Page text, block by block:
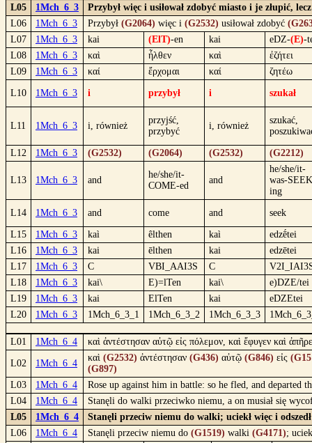
L05
1Mch_6_3
Przybył więc i usiłował zdobyć miasto i je złupić,
L06
1Mch_6_3 Przybył (G2064) więc i (G2532) usiłował zdobyć
L07
1Mch_6_3 kai (ElT)-en kai eDZ-(E)-
L08
1Mch_6_3 καὶ ἦλθεν καὶ
ἐζήτει
L09
1Mch_6_3 καί ἔρχομαι καί ζητέω
L10 1Mch_6_3 i przybył i szukał
L11 1Mch_6_3 i, również
przyjść,
przybyć
i, również
szukać,
L12 1Mch_6_3 (G2532) (G2064) (G2532) (G2212)
L13 1Mch_6_3 and
he/she/it-
COME-ed
and
he/she/it-
was-
ing
L14 1Mch_6_3 and come and seek
L15 1Mch_6_3 kaì êlthen kaì
edzḗtei
L16
1Mch_6_3 kai ēlthen kai
edzētei
L17
1Mch_6_3 C VBI_AAI3S C
L18
1Mch_6_3 kai\ E)=lTen kai\
e)DZE/tei
L19
1Mch_6_3 kai ElTen kai
eDZEtei
L20
1Mch_6_3 1Mch_6_3_1 1Mch_6_3_2 1Mch_6_3_3
L01 1Mch_6_4 καὶ ἀντέστησαν αὐτῷ εἰς πόλεμον, καὶ ἔφυγεν καὶ
L02 1Mch_6_4
καὶ (G2532) ἀντέστησαν (G436) αὐτῷ (G846) εἰς
(G897)
L03
1Mch_6_4
Rose up against him in battle: so he fled, and departed
L04
1Mch_6_4
Stanęli do walki przeciwko niemu, a on musiał się
L05
1Mch_6_4
Stanęli przeciw niemu do walki; uciekł więc i
L06
1Mch_6_4 Stanęli przeciw niemu do (G1519) walki (G4171);